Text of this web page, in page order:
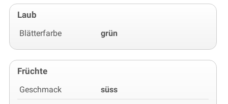
Laub
Blätterfarbe grün
Früchte
Geschmack süss